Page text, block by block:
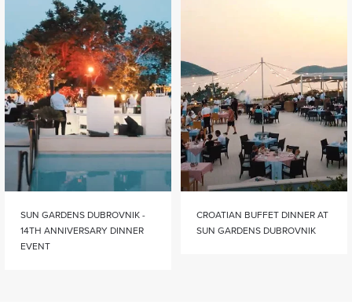
SUN GARDENS DUBROVNIK -
14TH ANNIVERSARY DINNER
EVENT
CROATIAN BUFFET DINNER AT
SUN GARDENS DUBROVNIK